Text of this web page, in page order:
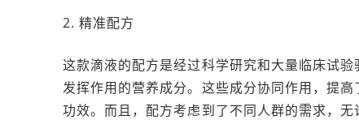
2. 精准配方
这款滴液的配方是经过科学研究和大量临床试
发挥作用的营养成分。这些成分协同作用，提
功效。而且，配方考虑到了不同人群的需求，